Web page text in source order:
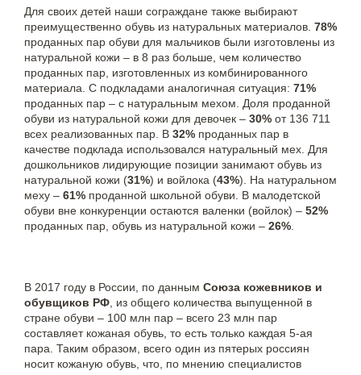
Для своих детей наши сограждане также выбирают
преимущественно обувь из натуральных материалов. 78%
проданных пар обуви для мальчиков были изготовлены из
натуральной кожи – в 8 раз больше, чем количество
проданных пар, изготовленных из комбинированного
материала. С подкладами аналогичная ситуация: 71%
проданных пар – с натуральным мехом. Доля проданной
обуви из натуральной кожи для девочек – 30% от 136 711
всех реализованных пар. В 32% проданных пар в
качестве подклада использовался натуральный мех. Для
дошкольников лидирующие позиции занимают обувь из
натуральной кожи (31%) и войлока (43%). На натуральном
меху – 61% проданной школьной обуви. В малодетской
обуви вне конкуренции остаются валенки (войлок) – 52%
проданных пар, обувь из натуральной кожи – 26%
В 2017 году в России, по данным Союза кожевников и
обувщиков РФ , из общего количества выпущенной в
стране обуви – 100 млн пар – всего 23 млн пар
составляет кожаная обувь, то есть только каждая 5-ая
пара. Таким образом, всего один из пятерых россиян
носит кожаную обувь, что, по мнению специалистов